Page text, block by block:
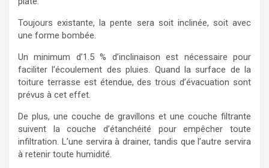
Toujours existante, la pente sera soit inclinée, soit avec
une forme bombée.
Un minimum d’1.5 % d’inclinaison est nécessaire pour
faciliter l’écoulement des pluies. Quand la surface de la
toiture terrasse est étendue, des trous d’évacuation sont
prévus à cet effet.
De plus, une couche de gravillons et une couche filtrante
suivent la couche d’étanchéité pour empêcher toute
infiltration. L’une servira à drainer, tandis que l’autre servira
à retenir toute humidité.